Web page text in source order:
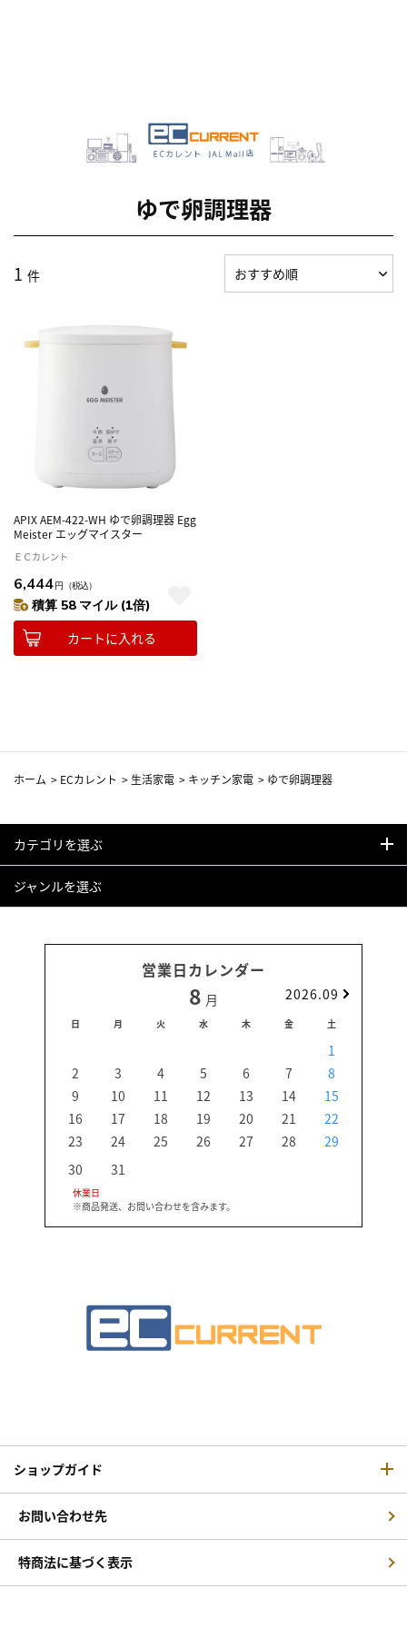
ゆで卵調理器
1 件
APIX AEM-422-WH ゆで卵調理器 Egg
Meister エッグマイスター
ＥＣカレント
6,444円 （税込）
積算 58 マイル (1倍)
カートに入れる
ホーム > ECカレント > 生活家電 > キッチン家電 > ゆで卵調理器
カテゴリを選ぶ
ジャンルを選ぶ
営業日カレンダー
8 月 2026.09
日 月 火 水 木 金 土
1
2
3 4 5 6 7
8
9
10 11 12 13 14
15
16
17 18 19 20 21
22
23
24 25 26 27 28
29
30
31
休業日
※商品発送、お問い合わせを含みます。
ショップガイド
お問い合わせ先
特商法に基づく表示